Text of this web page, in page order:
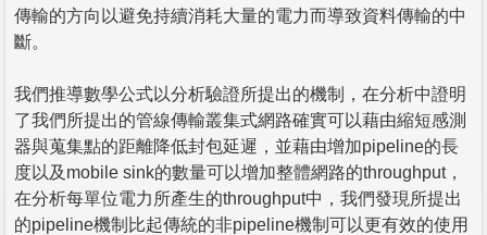
傳輸的方向以避免持續消耗大量的電力而導致資料傳輸的中
斷。
我們推導數學公式以分析驗證所提出的機制，在分析中證明
了我們所提出的管線傳輸叢集式網路確實可以藉由縮短感測
器與蒐集點的距離降低封包延遲，並藉由增加pipeline的長
度以及mobile sink的數量可以增加整體網路的throughput，
在分析每單位電力所產生的throughput中，我們發現所提出
的pipeline機制比起傳統的非pipeline機制可以更有效的使用